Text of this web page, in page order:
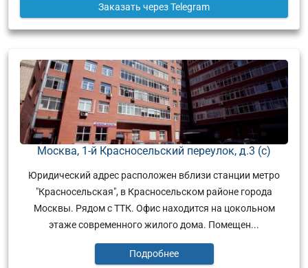
Заказать через Telegram
Москва, 1-й Красносельский переулок, д.3 (с)
Юридический адрес расположен вблизи станции метро
"Красносельская", в Красносельском районе города
Москвы. Рядом с ТТК. Офис находится на цокольном
этаже современного жилого дома. Помещен...
Подробнее